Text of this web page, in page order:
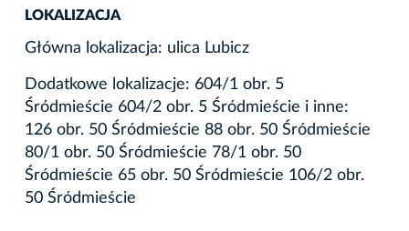
LOKALIZACJA
Główna lokalizacja: ulica Lubicz
Dodatkowe lokalizacje: 604/1 obr. 5
Śródmieście 604/2 obr. 5 Śródmieście i inne:
126 obr. 50 Śródmieście 88 obr. 50 Śródmieście
80/1 obr. 50 Śródmieście 78/1 obr. 50
Śródmieście 65 obr. 50 Śródmieście 106/2 obr.
50 Śródmieście